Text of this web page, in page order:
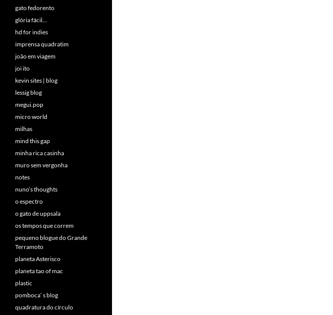
gato fedorento
glória fácil…
hd for indies
imprensa quadratim
joão em viagem
joi ito
kevin sites | blog
lessig blog
megui.pop
micro world
milhas
mind this gap
minha rica casinha
muro sem vergonha
notes
nuno’s thoughts
o espectro
o gato de uppsala
os tempos que correm
pequeno blogue do Grande
Terramoto
planeta Asterisco
planeta tao of mac
plastic
pomboca’ s blog
quadratura do círculo